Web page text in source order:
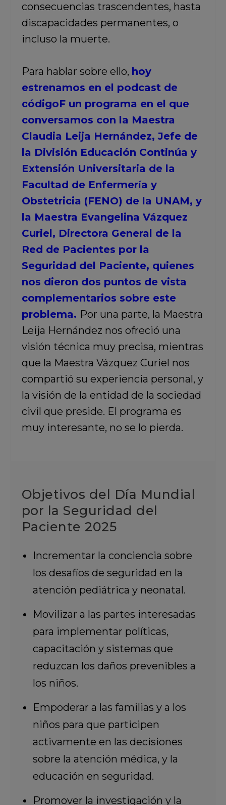
consecuencias trascendentes, hasta
discapacidades permanentes, o
incluso la muerte.
Para hablar sobre ello, hoy
estrenamos en el podcast de
códigoF un programa en el que
conversamos con la Maestra
Claudia Leija Hernández, Jefe de
la División Educación Continúa y
Extensión Universitaria de la
Facultad de Enfermería y
Obstetricia (FENO) de la UNAM, y
la Maestra Evangelina Vázquez
Curiel, Directora General de la
Red de Pacientes por la
Seguridad del Paciente, quienes
nos dieron dos puntos de vista
complementarios sobre este
problema. Por una parte, la Maestra
Leija Hernández nos ofreció una
visión técnica muy precisa, mientras
que la Maestra Vázquez Curiel nos
compartió su experiencia personal, y
la visión de la entidad de la sociedad
civil que preside. El programa es
muy interesante, no se lo pierda.
Objetivos del Día Mundial
por la Seguridad del
Paciente 2025
Incrementar la conciencia sobre
los desafíos de seguridad en la
atención pediátrica y neonatal.
Movilizar a las partes interesadas
para implementar políticas,
capacitación y sistemas que
reduzcan los daños prevenibles a
los niños.
Empoderar a las familias y a los
niños para que participen
activamente en las decisiones
sobre la atención médica, y la
educación en seguridad.
Promover la investigación y la